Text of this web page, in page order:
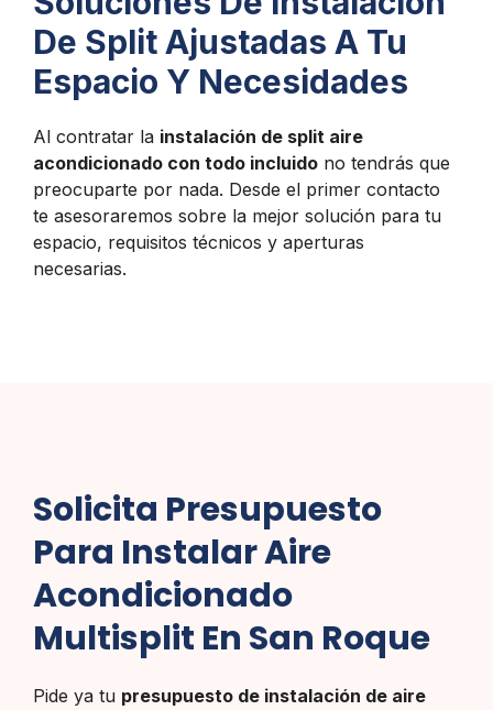
De Split Ajustadas A Tu
Espacio Y Necesidades
Al contratar la instalación de split aire
acondicionado con todo incluido no tendrás que
preocuparte por nada. Desde el primer contacto
te asesoraremos sobre la mejor solución para tu
espacio, requisitos técnicos y aperturas
necesarias.
Solicita Presupuesto
Para Instalar Aire
Acondicionado
Multisplit En San Roque
Pide ya tu presupuesto de instalación de aire